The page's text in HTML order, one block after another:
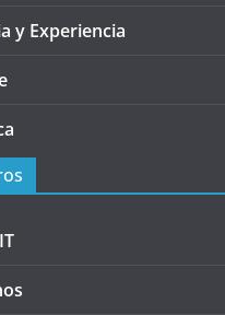
y Experiencia